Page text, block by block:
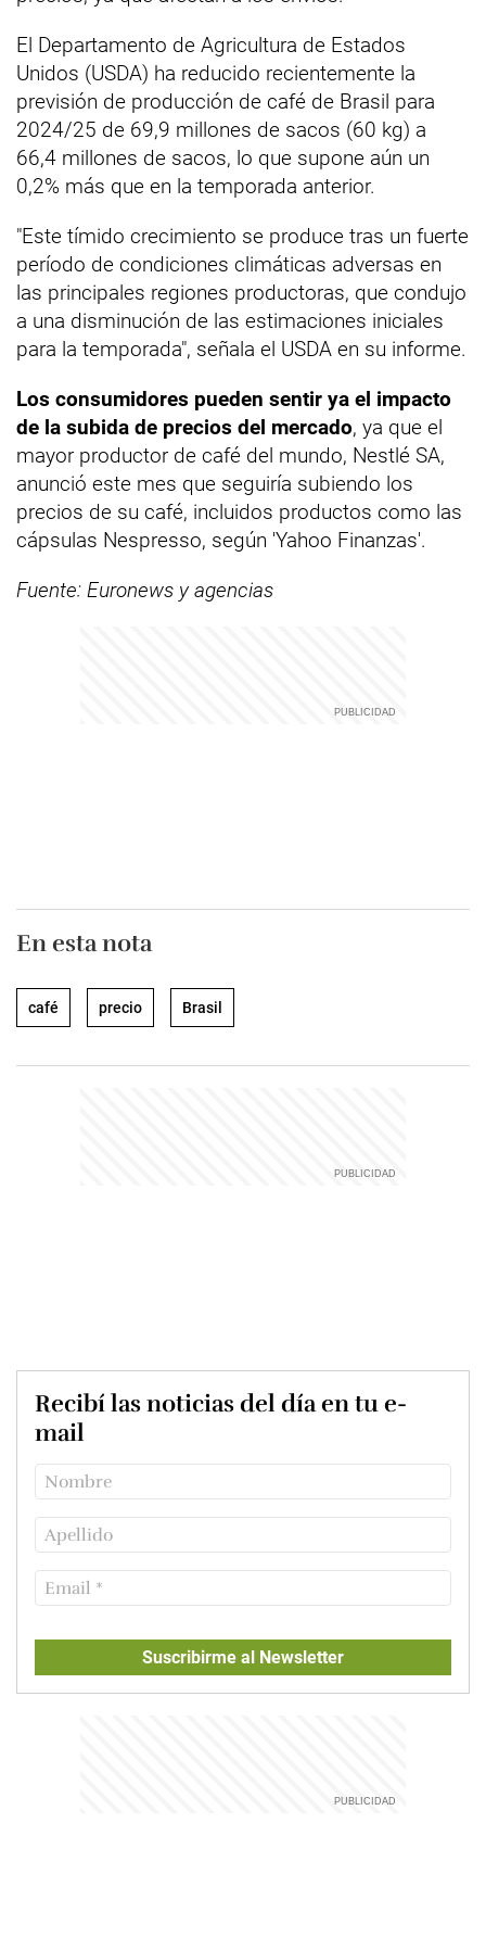
El Departamento de Agricultura de Estados
Unidos (USDA) ha reducido recientemente la
previsión de producción de café de Brasil para
2024/25 de 69,9 millones de sacos (60 kg) a
66,4 millones de sacos, lo que supone aún un
0,2% más que en la temporada anterior.
"Este tímido crecimiento se produce tras un fuerte
período de condiciones climáticas adversas en
las principales regiones productoras, que condujo
a una disminución de las estimaciones iniciales
para la temporada", señala el USDA en su informe.
Los consumidores pueden sentir ya el impacto
de la subida de precios del mercado, ya que el
mayor productor de café del mundo, Nestlé SA,
anunció este mes que seguiría subiendo los
precios de su café, incluidos productos como las
cápsulas Nespresso, según 'Yahoo Finanzas'.
Fuente: Euronews y agencias
En esta nota
café precio Brasil
Recibí las noticias del día en tu e-
mail
Suscribirme al Newsletter